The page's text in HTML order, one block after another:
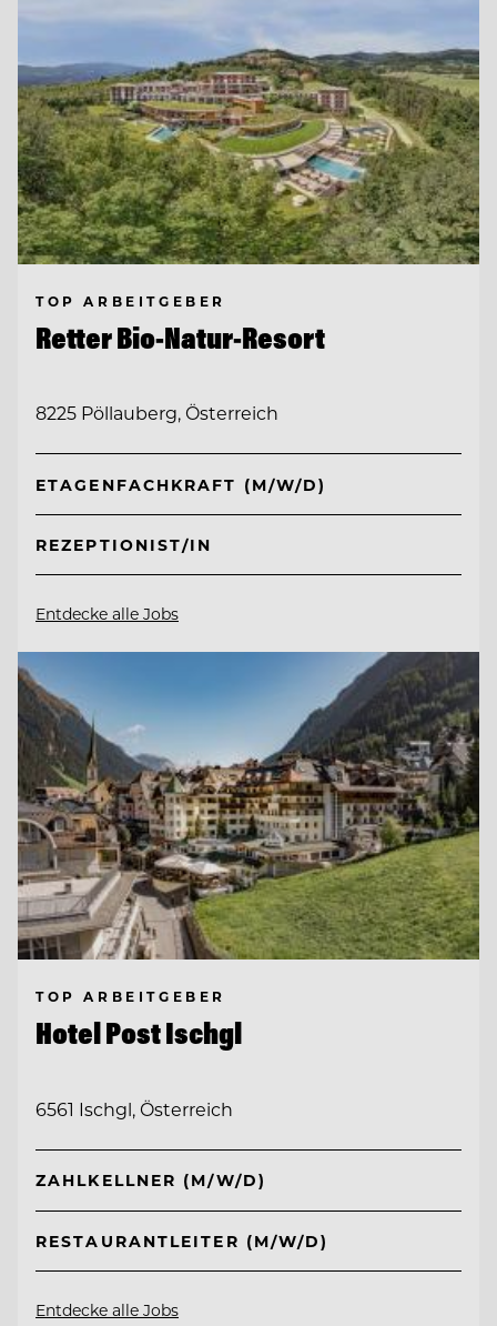
TOP ARBEITGEBER
Retter Bio-Natur-Resort
8225 Pöllauberg, Österreich
ETAGENFACHKRAFT (M/W/D)
REZEPTIONIST/IN
Entdecke alle Jobs
TOP ARBEITGEBER
Hotel Post Ischgl
6561 Ischgl, Österreich
ZAHLKELLNER (M/W/D)
RESTAURANTLEITER (M/W/D)
Entdecke alle Jobs